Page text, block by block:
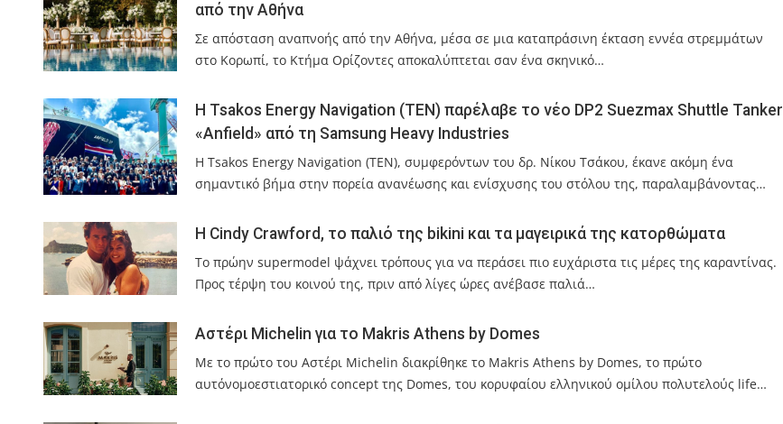
από την Αθήνα
Σε απόσταση αναπνοής από την Αθήνα, μέσα σε μια καταπράσινη έκταση εννέα στρεμμάτων
στο Κορωπί, το Κτήμα Ορίζοντες αποκαλύπτεται σαν ένα σκηνικό…
Η Tsakos Energy Navigation (TEN) παρέλαβε το νέο DP2 Suezmax Shuttle Tanker
«Anfield» από τη Samsung Heavy Industries
Η Tsakos Energy Navigation (TEN), συμφερόντων του δρ. Νίκου Τσάκου, έκανε ακόμη ένα
σημαντικό βήμα στην πορεία ανανέωσης και ενίσχυσης του στόλου της, παραλαμβάνοντας…
Η Cindy Crawford, το παλιό της bikini και τα μαγειρικά της κατορθώματα
Το πρώην supermodel ψάχνει τρόπους για να περάσει πιο ευχάριστα τις μέρες της καραντίνας.
Προς τέρψη του κοινού της, πριν από λίγες ώρες ανέβασε παλιά…
Αστέρι Michelin για το Makris Athens by Domes
Με το πρώτο του Αστέρι Michelin διακρίθηκε το Makris Athens by Domes, το πρώτο
αυτόνομοεστιατορικό concept της Domes, του κορυφαίου ελληνικού ομίλου πολυτελούς life…